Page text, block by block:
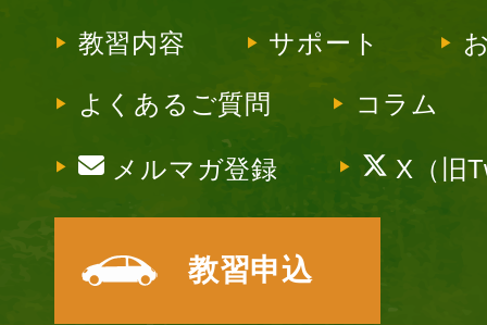
教習内容 サポート
よくあるご質問 コラム
メルマガ登録 X（旧
教習申込